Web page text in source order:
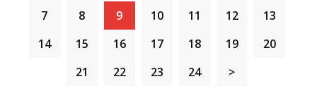
7
8 9 10 11 12
13
14
15 16 17 18 19
20
21
22 23 24 >